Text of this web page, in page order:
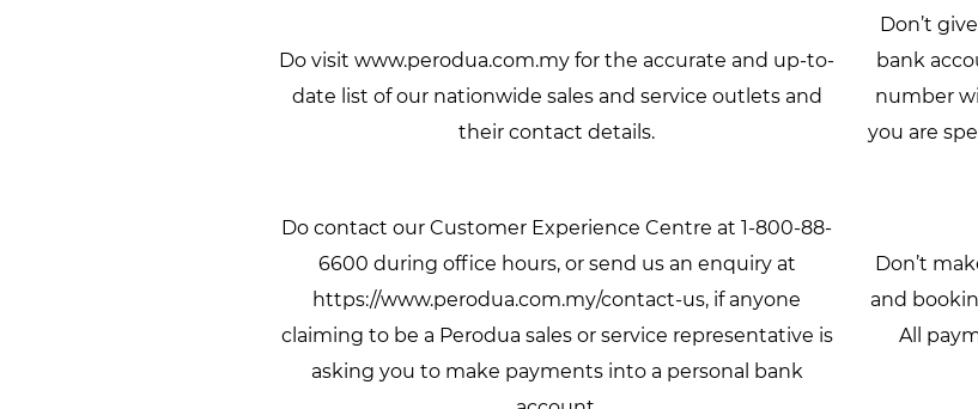
Do visit www.perodua.com.my for the accurate and up-to-
date list of our nationwide sales and service outlets and
their contact details.
Don’t
bank
number
you are
Do contact our Customer Experience Centre at 1-800-88-
6600 during office hours, or send us an enquiry at
https://www.perodua.com.my/contact-us, if anyone
claiming to be a Perodua sales or service representative is
asking you to make payments into a personal bank
Don’t
and
All